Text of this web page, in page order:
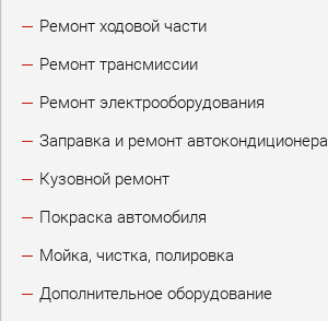
Ремонт ходовой части
Ремонт трансмиссии
Ремонт электрооборудования
Заправка и ремонт автокондиционера
Кузовной ремонт
Покраска автомобиля
Мойка, чистка, полировка
Дополнительное оборудование